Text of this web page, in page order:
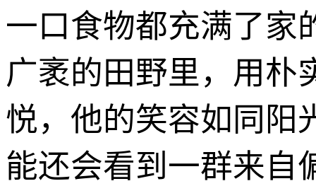
一口食物都充满了家
广袤的田野里，用朴
悦，他的笑容如同阳
能还会看到一群来自